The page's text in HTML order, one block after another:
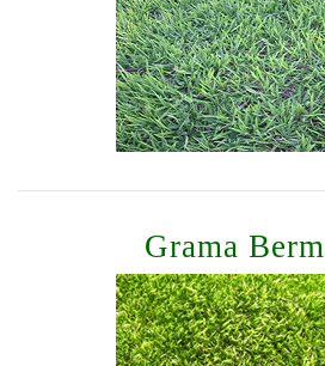
Grama